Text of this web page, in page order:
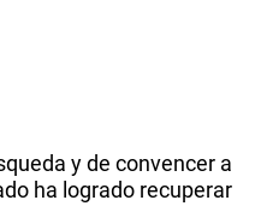
y de convencer a
ha logrado recuperar